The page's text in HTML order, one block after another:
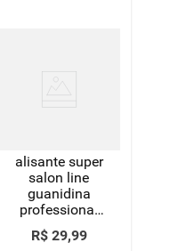
alisante super
salon line
guanidina
professional
extra
conditioning
R$ 29,99